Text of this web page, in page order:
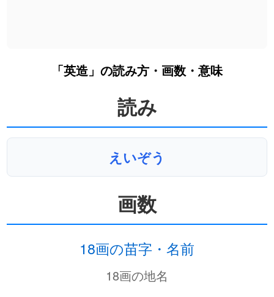
「英造」の読み方・画数・意味
読み
えいぞう
画数
18画の苗字・名前
18画の地名